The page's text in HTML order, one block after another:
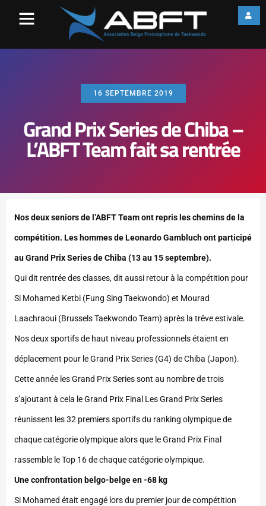
16 SEPTEMBRE 2019
Grand Prix Series de Chiba –
L’ABFT Team fait sa rentrée
Nos deux seniors de l’ABFT Team ont repris les chemins de la
compétition. Les hommes de Leonardo Gambluch ont participé
au Grand Prix Series de Chiba (13 au 15 septembre).
Qui dit rentrée des classes, dit aussi retour à la compétition pour
Si Mohamed Ketbi (Fung Sing Taekwondo) et Mourad
Laachraoui (Brussels Taekwondo Team) après la trêve estivale.
Nos deux sportifs de haut niveau professionnels étaient en
déplacement pour le Grand Prix Series (G4) de Chiba (Japon).
Cette année les Grand Prix Series sont au nombre de trois
s’ajoutant à cela le Grand Prix Final Les Grand Prix Series
réunissent les 32 premiers sportifs du ranking olympique de
chaque catégorie olympique alors que le Grand Prix Final
rassemble le Top 16 de chaque catégorie olympique.
Une confrontation belgo-belge en -68 kg
Si Mohamed était engagé lors du premier jour de compétition